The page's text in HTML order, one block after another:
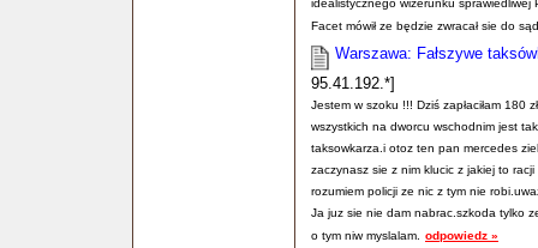
idealistycznego wizerunku sprawiedliwej
Facet mówił ze będzie zwracał sie do
Warszawa: Fałszywe
95.41.192.*]
Jestem w szoku !!! Dziś zapłaciłam 180
wszystkich na dworcu wschodnim jest
taksowkarza.i otoz ten pan mercedes
zaczynasz sie z nim klucic z jakiej to
rozumiem policji ze nic z tym nie
Ja juz sie nie dam nabrac.szkoda tylko
o tym niw myslalam.
odpowiedz »